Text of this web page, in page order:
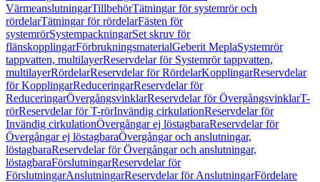
VärmeanslutningarTillbehörTätningar för systemrör och
rördelarTätningar för rördelarFästen för
systemrörSystempackningarSet skruv för
flänskopplingarFörbrukningsmaterialGeberit MeplaSystemrör
tappvatten, multilayerReservdelar för Systemrör tappvatten,
multilayerRördelarReservdelar för RördelarKopplingarReservdelar
för KopplingarReduceringarReservdelar för
ReduceringarÖvergångsvinklarReservdelar för ÖvergångsvinklarT-
rörReservdelar för T-rörInvändig cirkulationReservdelar för
Invändig cirkulationÖvergångar ej löstagbaraReservdelar för
Övergångar ej löstagbaraÖvergångar och anslutningar,
löstagbaraReservdelar för Övergångar och anslutningar,
löstagbaraFörslutningarReservdelar för
FörslutningarAnslutningarReservdelar för AnslutningarFördelare